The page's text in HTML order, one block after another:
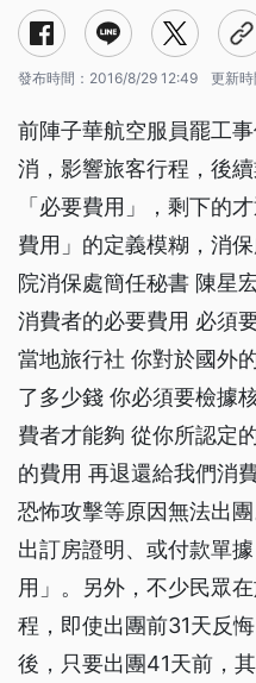
發布時間： 2016/8/29 12:49 更新時
前陣子華航空服員罷工
消，影響旅客行程，後
「必要費用」，剩下的
費用」的定義模糊，消
院消保處簡任秘書 陳星
消費者的必要費用 必須
當地旅行社 你對於國外
了多少錢 你必須要檢據
費者才能夠 從你所認定
的費用 再退還給我們消
恐怖攻擊等原因無法出
出訂房證明、或付款單
用」。另外，不少民眾
程，即使出團前31天反
後，只要出團41天前，